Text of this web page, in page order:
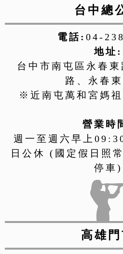
台中總
電話: 04-
地址:
台中市南屯區永春
路、永春
※近南屯萬和宮媽
營業時
週一至週六早上
日公休 (國定假日照
停車)
高雄門